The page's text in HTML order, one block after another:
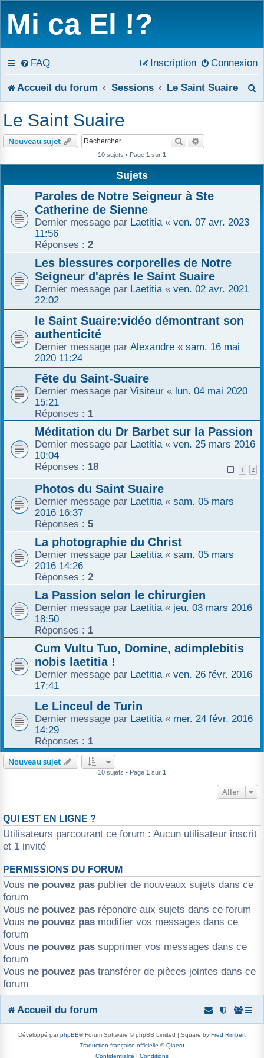
Mi ca El !?
FAQ Connexion
Inscription
Accueil du forum Sessions Le Saint Suaire
Le Saint Suaire
Nouveau sujet Rechercher
10 sujets • Page 1 sur 1
Sujets
Paroles de Notre Seigneur à Ste
Catherine de Sienne
Dernier message par Laetitia « ven. 07 avr. 2023
11:56
Réponses : 2
Les blessures corporelles de Notre
Seigneur d'après le Saint Suaire
Dernier message par Laetitia « ven. 02 avr. 2021
22:02
le Saint Suaire:vidéo démontrant son
authenticité
Dernier message par Alexandre « sam. 16 mai
2020 11:24
Fête du Saint-Suaire
Dernier message par Visiteur « lun. 04 mai 2020
15:21
Réponses : 1
Méditation du Dr Barbet sur la Passion
Dernier message par Laetitia « ven. 25 mars 2016
10:04
Réponses : 18 1 2
Photos du Saint Suaire
Dernier message par Laetitia « sam. 05 mars
2016 16:37
Réponses : 5
La photographie du Christ
Dernier message par Laetitia « sam. 05 mars
2016 14:26
Réponses : 2
La Passion selon le chirurgien
Dernier message par Laetitia « jeu. 03 mars 2016
18:50
Réponses : 1
Cum Vultu Tuo, Domine, adimplebitis
nobis laetitia !
Dernier message par Laetitia « ven. 26 févr. 2016
17:41
Le Linceul de Turin
Dernier message par Laetitia « mer. 24 févr. 2016
14:29
Réponses : 1
Nouveau sujet
10 sujets • Page 1 sur 1
Aller
QUI EST EN LIGNE ?
Utilisateurs parcourant ce forum : Aucun utilisateur inscrit
et 1 invité
PERMISSIONS DU FORUM
Vous ne pouvez pas publier de nouveaux sujets dans ce
forum
Vous ne pouvez pas répondre aux sujets dans ce forum
Vous ne pouvez pas modifier vos messages dans ce
forum
Vous ne pouvez pas supprimer vos messages dans ce
forum
Vous ne pouvez pas transférer de pièces jointes dans ce
forum
Accueil du forum
Développé parphpBB® Forum Software © phpBB Limited | Square by Fred Rimbert
Traduction française officielle ©Qiaeru
Confidentialité
Conditions